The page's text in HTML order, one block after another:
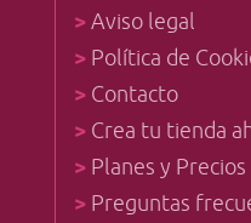
>Aviso legal
> Política de
> Contacto
> Crea tu tienda
> Planes y Precios
> Preguntas